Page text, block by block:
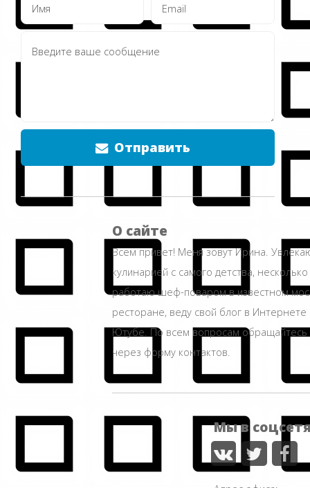
Отправить
О сайте
Всем привет! Меня зовут Ирина.
кулинарией с самого детства,
работаю шеф-поваром в известном
ресторане, веду свой блог в Интернете
Ютубе. По всем вопросам
через форму контактов.
Мы в